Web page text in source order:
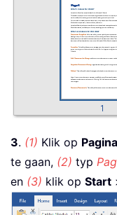
3. (1) Klik op
te gaan, (2) typ
en (3) klik op Start